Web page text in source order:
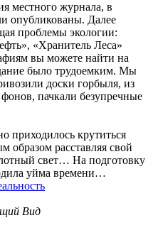
местного журнала, в
опубликованы. Далее
проблемы экологии:
«Хранитель Леса»
вы можете найти на
было трудоемким. Мы
доски горбыля, из
пачкали безупречные
приходилось крутиться
образом расставляя свой
свет… На подготовку
уйма времени…
Вид